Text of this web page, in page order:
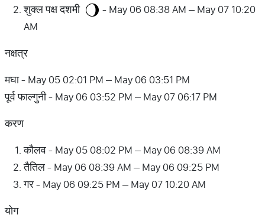
शुक्ल पक्ष दशमी
- May 06 08:38 AM – May 07 10:20
AM
नक्षत्र
मघा - May 05 02:01 PM – May 06 03:51 PM
पूर्व फाल्गुनी - May 06 03:52 PM – May 07 06:17 PM
करण
कौलव - May 05 08:02 PM – May 06 08:39 AM
तैतिल - May 06 08:39 AM – May 06 09:25 PM
गर - May 06 09:25 PM – May 07 10:20 AM
योग